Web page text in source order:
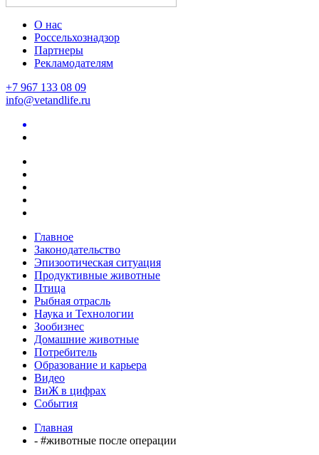
О нас
Россельхознадзор
Партнеры
Рекламодателям
+7 967 133 08 09
info@vetandlife.ru
Главное
Законодательство
Эпизоотическая ситуация
Продуктивные животные
Птица
Рыбная отрасль
Наука и Технологии
Зообизнес
Домашние животные
Потребитель
Образование и карьера
Видео
ВиЖ в цифрах
События
Главная
- #животные после операции